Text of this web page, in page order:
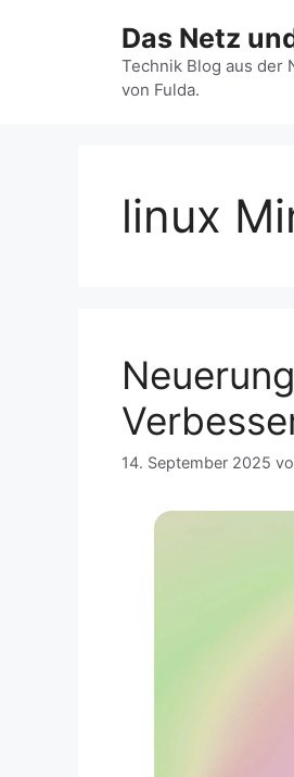
Das Netz
Technik Blog aus der
von Fulda.
linux
14. September 2025